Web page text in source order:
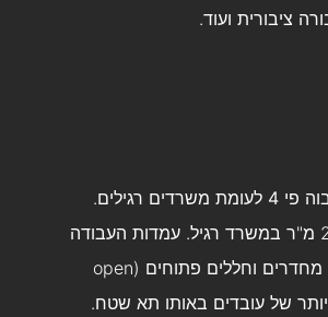
ציבורית ועוד.
לעומת משרדים רגילים
.
מדובר על כ- 6.5 מ"ר לעובד בחלל משותף לעומת כ- 20-30 מ"ר במשרד רגיל. עמדות העבודה
קטנות יותר וניצול השטח הנו מיטבי, ביחס למשרדים הבנויים מחדרים וחללים פתוחים (open